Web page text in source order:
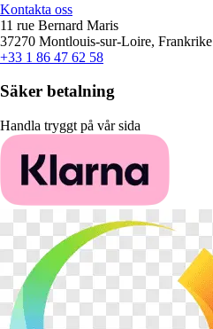
Kontakta oss
11 rue Bernard Maris
37270 Montlouis-sur-Loire, Frankrike
+33 1 86 47 62 58
Säker betalning
Handla tryggt på vår sida